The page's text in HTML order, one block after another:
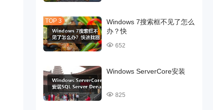
Windows 7搜索框不见了怎么
办？快
652
Windows ServerCore安装
825